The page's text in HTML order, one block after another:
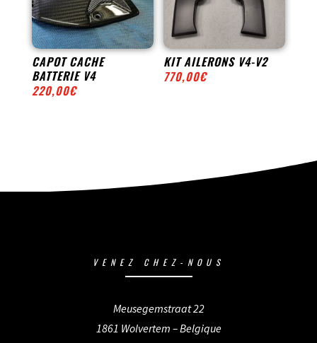
CAPOT CACHE
BATTERIE V4
220,00€
KIT AILERONS V4-V2
770,00€
VENEZ CHEZ-NOUS
Meusegemstraat 22
1861 Wolvertem – Belgique